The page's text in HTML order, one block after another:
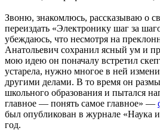
Звоню, знакомлюсь, рассказываю о
переиздать «Электронику шаг за
убеждаюсь, что несмотря на
Анатольевич сохранил ясный ум и
мою идею он поначалу встретил
устарела, нужно многое в ней
другими делами. В то время он
школьного образования и пытался
главное — понять самое главное» —
был опубликован в журнале «Наука
год.